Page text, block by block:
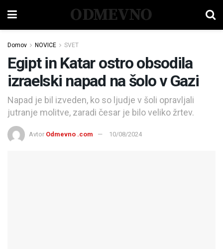
ODMEVNO
Domov NOVICE SVET
Egipt in Katar ostro obsodila
izraelski napad na šolo v Gazi
Napad je bil izveden, ko so ljudje v šoli opravljali
jutranje molitve, zaradi česar je bilo veliko žrtev.
Avtor Odmevno .com 10/08/2024